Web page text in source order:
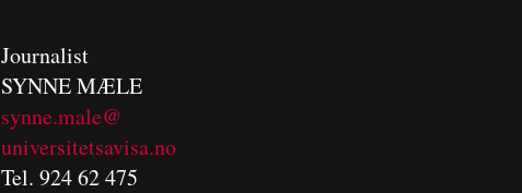
Journalist
SYNNE MÆLE
synne.male@
universitetsavisa.no
Tel. 924 62 475